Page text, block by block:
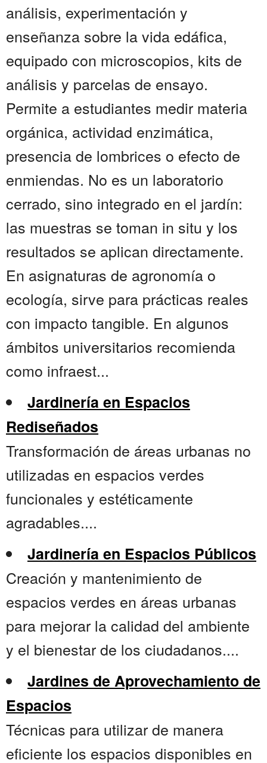
análisis, experimentación y
enseñanza sobre la vida edáfica,
equipado con microscopios, kits de
análisis y parcelas de ensayo.
Permite a estudiantes medir materia
orgánica, actividad enzimática,
presencia de lombrices o efecto de
enmiendas. No es un laboratorio
cerrado, sino integrado en el jardín:
las muestras se toman in situ y los
resultados se aplican directamente.
En asignaturas de agronomía o
ecología, sirve para prácticas reales
con impacto tangible. En algunos
ámbitos universitarios recomienda
como infraest...
Jardinería en Espacios
Rediseñados
Transformación de áreas urbanas no
utilizadas en espacios verdes
funcionales y estéticamente
agradables....
Jardinería en Espacios Públicos
Creación y mantenimiento de
espacios verdes en áreas urbanas
para mejorar la calidad del ambiente
y el bienestar de los ciudadanos....
Jardines de Aprovechamiento de
Espacios
Técnicas para utilizar de manera
eficiente los espacios disponibles en